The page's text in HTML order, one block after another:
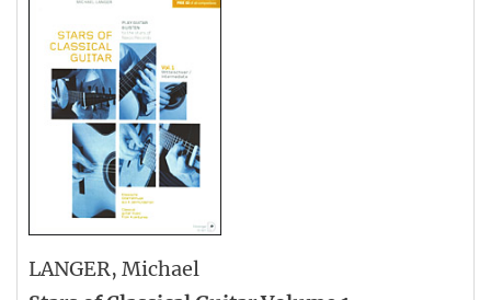
LANGER, Michael